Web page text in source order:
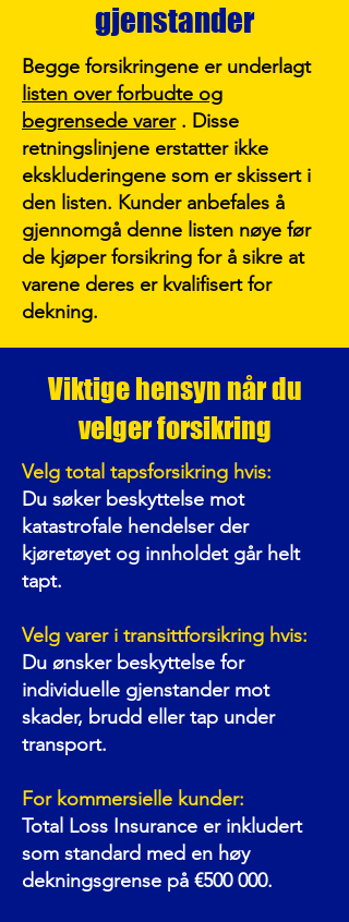
gjenstander
Begge forsikringene er underlagt
listen over forbudte og
begrensede varer. Disse
retningslinjene erstatter ikke
ekskluderingene som er skissert i
den listen. Kunder anbefales å
gjennomgå denne listen nøye før
de kjøper forsikring for å sikre at
varene deres er kvalifisert for
dekning.
Viktige hensyn når du
velger forsikring
Velg total tapsforsikring hvis:
Du søker beskyttelse mot
katastrofale hendelser der
kjøretøyet og innholdet går helt
tapt.
Velg varer i transittforsikring hvis:
Du ønsker beskyttelse for
individuelle gjenstander mot
skader, brudd eller tap under
transport.
For kommersielle kunder:
Total Loss Insurance er inkludert
som standard med en høy
dekningsgrense på €500 000.